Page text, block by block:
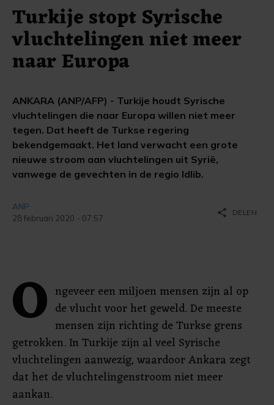
Turkije stopt Syrische
vluchtelingen niet meer
naar Europa
ANKARA (ANP/AFP) - Turkije houdt Syrische
vluchtelingen die naar Europa willen niet meer
tegen. Dat heeft de Turkse regering
bekendgemaakt. Het land verwacht een grote
nieuwe stroom aan vluchtelingen uit Syrië,
vanwege de gevechten in de regio Idlib.
ANP
28 februari 2020 - 07:57
share DELEN
O ngeveer een miljoen mensen zijn al op
de vlucht voor het geweld. De meeste
mensen zijn richting de Turkse grens
getrokken. In Turkije zijn al veel Syrische
vluchtelingen aanwezig, waardoor Ankara zegt
dat het de vluchtelingenstroom niet meer
aankan.